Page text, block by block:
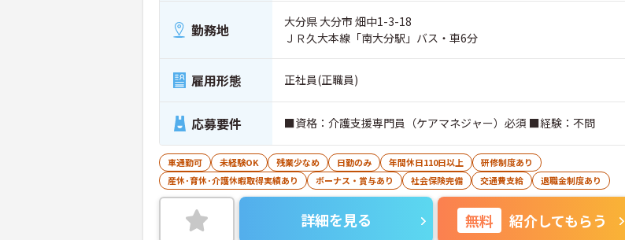
勤務地
大分県 大分市 畑中1-3-18
ＪＲ久大本線「南大分駅」バス・車6分
雇用形態 正社員(正職員)
応募要件 ■資格：介護支援専門員（ケアマネジャー）必須 ■経験：不問
車通勤可 未経験OK 残業少なめ 日勤のみ 年間休日110日以上
研修制度あり
産休･育休･介護休暇取得実績あり
ボーナス・賞与あり 社会保険完備 交通費支給 退職金制度あり
詳細を見る 無料 紹介してもらう